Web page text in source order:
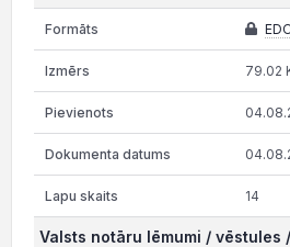
79.02
14
Valsts notāru lēmumi / vēstules